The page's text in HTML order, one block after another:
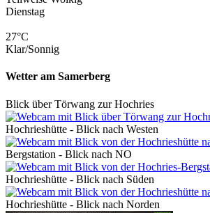
Dienstag
27°C
Klar/Sonnig
Wetter am Samerberg
Blick über Törwang zur Hochries
Hochrieshütte - Blick nach Westen
Bergstation - Blick nach NO
Hochrieshütte - Blick nach Süden
Hochrieshütte - Blick nach Norden